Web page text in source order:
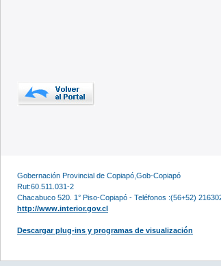
Gobernación Provincial de Copiapó,Gob-Copiapó
Rut:60.511.031-2
Chacabuco 520. 1° Piso-Copiapó - Teléfonos :(56+52)
http://www.interior.gov.cl
Descargar plug-ins y programas de visualización